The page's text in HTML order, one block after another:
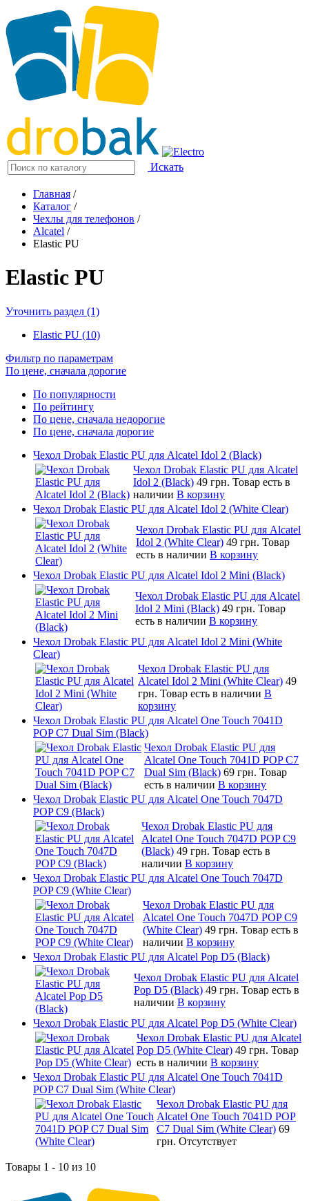
Искать
Главная /
Каталог /
Чехлы для телефонов /
Alcatel /
Elastic PU
Elastic PU
Уточнить раздел (1)
Elastic PU (10)
Фильтр по параметрам
По цене, сначала дорогие
По популярности
По рейтингу
По цене, сначала недорогие
По цене, сначала дорогие
Чехол Drobak Elastic PU для Alcatel Idol 2 (Black)
Чехол Drobak Elastic PU для Alcatel
Idol 2 (Black) 49 грн. Товар есть в
наличии В корзину
Чехол Drobak Elastic PU для Alcatel Idol 2 (White Clear)
Чехол Drobak Elastic PU для Alcatel
Idol 2 (White Clear) 49 грн. Товар
есть в наличии В корзину
Чехол Drobak Elastic PU для Alcatel Idol 2 Mini (Black)
Чехол Drobak Elastic PU для Alcatel
Idol 2 Mini (Black) 49 грн. Товар
есть в наличии В корзину
Чехол Drobak Elastic PU для Alcatel Idol 2 Mini (White
Clear)
Чехол Drobak Elastic PU для
Alcatel Idol 2 Mini (White Clear) 49
грн. Товар есть в наличии В
корзину
Чехол Drobak Elastic PU для Alcatel One Touch 7041D
POP C7 Dual Sim (Black)
Чехол Drobak Elastic PU для
Alcatel One Touch 7041D POP C7
Dual Sim (Black) 69 грн. Товар
есть в наличии В корзину
Чехол Drobak Elastic PU для Alcatel One Touch 7047D
POP C9 (Black)
Чехол Drobak Elastic PU для
Alcatel One Touch 7047D POP C9
(Black) 49 грн. Товар есть в
наличии В корзину
Чехол Drobak Elastic PU для Alcatel One Touch 7047D
POP C9 (White Clear)
Чехол Drobak Elastic PU для
Alcatel One Touch 7047D POP C9
(White Clear) 49 грн. Товар есть в
наличии В корзину
Чехол Drobak Elastic PU для Alcatel Pop D5 (Black)
Чехол Drobak Elastic PU для Alcatel
Pop D5 (Black) 49 грн. Товар есть в
наличии В корзину
Чехол Drobak Elastic PU для Alcatel Pop D5 (White Clear)
Чехол Drobak Elastic PU для Alcatel
Pop D5 (White Clear) 49 грн. Товар
есть в наличии В корзину
Чехол Drobak Elastic PU для Alcatel One Touch 7041D
POP C7 Dual Sim (White Clear)
Чехол Drobak Elastic PU для
Alcatel One Touch 7041D POP
C7 Dual Sim (White Clear) 69
грн. Отсутствует
Товары 1 - 10 из 10